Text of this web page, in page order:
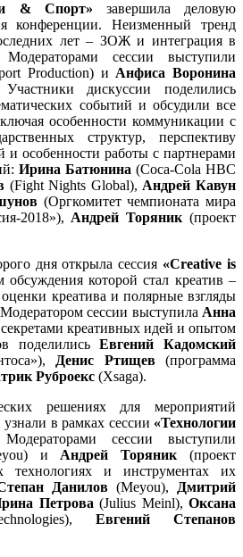
& Спорт» завершила деловую
конференции. Неизменный тренд
лет – ЗОЖ и интеграция в
сессии выступили
Production) иАнфиса Воронина
дискуссии поделились
событий и обсудили все
особенности коммуникации с
структур, перспективу
и особенности работы с партнерами
Ирина Батюнина (Coca-Cola HBC
(Fight Nights Global),Андрей Кавун
(Оргкомитет чемпионата мира
2018»),Андрей Торяник(проект
дня открыла сессия «Creative is
обсуждения которой стал креатив –
креатива и полярные взгляды
сессии выступила Анна
креативных идей и опытом
поделилисьЕвгений Кадомский
Денис Ртищев(программа
Руброекс (Xsaga).
решениях для мероприятий
в рамках сессии «Технологии
сессии выступили
иАндрей Торяник(проект
и инструментах их
Данилов (Meyou), Дмитрий
Петрова(Julius Meinl), Оксана
Евгений Степанов